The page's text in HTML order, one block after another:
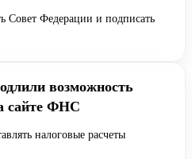
Совет Федерации и подписать
возможность
сайте ФНС
налоговые расчеты